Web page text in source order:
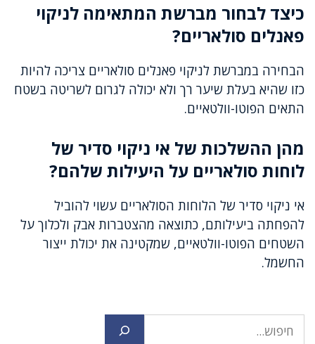
כיצד לבחור מברשת המתאימה לניקוי
פאנלים סולאריים?
הבחירה במברשת לניקוי פאנלים סולאריים צריכה להיות
כזו שהיא בעלת שיער רך ולא יכולה לגרום לשריטה בשטח
התאים הפוטו-וולטאיים.
מהן ההשלכות של אי ניקוי סדיר של
לוחות סולאריים על היעילות שלהם?
אי ניקוי סדיר של הלוחות הסולאריים עשוי להוביל
להפחתה ביעילותם, כתוצאה מהצטברות אבק ולכלוך על
השטחים הפוטו-וולטאיים, שמקטינה את יכולת ייצור
החשמל.